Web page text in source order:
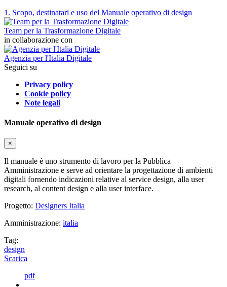
1. Scopo, destinatari e uso del Manuale operativo di design
Team per la Trasformazione Digitale
in collaborazione con
Agenzia per l'Italia Digitale
Seguici su
Privacy policy
Cookie policy
Note legali
Manuale operativo di design
×
Il manuale è uno strumento di lavoro per la Pubblica
Amministrazione e serve ad orientare la progettazione di ambienti
digitali fornendo indicazioni relative al service design, alla user
research, al content design e alla user interface.
Progetto: Designers Italia
Amministrazione: italia
Tag:
design
Scarica
pdf